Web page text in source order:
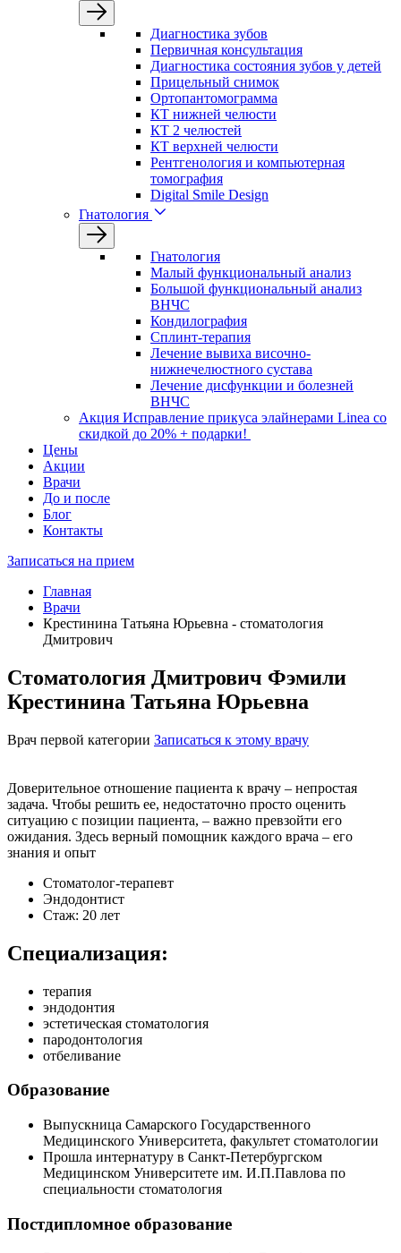
Диагностика зубов
Первичная консультация
Диагностика состояния зубов у детей
Прицельный снимок
Ортопантомограмма
КТ нижней челюсти
КТ 2 челюстей
КТ верхней челюсти
Рентгенология и компьютерная
томография
Digital Smile Design
Гнатология
Гнатология
Малый функциональный анализ
Большой функциональный анализ
ВНЧС
Кондилография
Сплинт-терапия
Лечение вывиха височно-
нижнечелюстного сустава
Лечение дисфункции и болезней
ВНЧС
Акция Исправление прикуса элайнерами Linea со
скидкой до 20% + подарки!
Цены
Акции
Врачи
До и после
Блог
Контакты
Записаться на прием
Главная
Врачи
Крестинина Татьяна Юрьевна - стоматология
Дмитрович
Стоматология Дмитрович Фэмили
Крестинина Татьяна Юрьевна
Врач первой категории Записаться к этому врачу
Доверительное отношение пациента к врачу – непростая
задача. Чтобы решить ее, недостаточно просто оценить
ситуацию с позиции пациента, – важно превзойти его
ожидания. Здесь верный помощник каждого врача – его
знания и опыт
Стоматолог-терапевт
Эндодонтист
Стаж: 20 лет
Специализация:
терапия
эндодонтия
эстетическая стоматология
пародонтология
отбеливание
Образование
Выпускница Самарского Государственного
Медицинского Университета, факультет стоматологии
Прошла интернатуру в Санкт-Петербургском
Медицинском Университете им. И.П.Павлова по
специальности стоматология
Постдипломное образование